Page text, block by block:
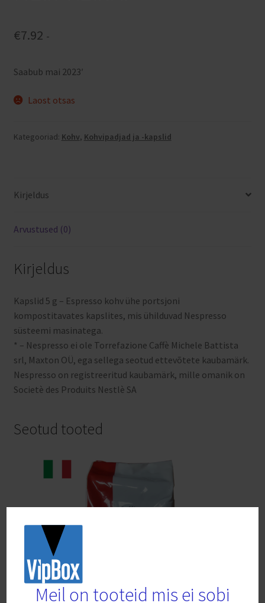
Meil on tooteid mis ei sobi
€7.92 -
Saabub mai 2023′
Laost otsas
Kategooriad: Kohv, Kohvipadjad ja -kapslid
Kirjeldus
Arvustused (0)
Kirjeldus
Kapslid 5 g – Espresso kohv ühe portsjoni
kompostitavates kapslites, mis ühilduvad Nespresso
süsteemi masinatega.
* – Nespresso ei ole Torrefazione Caffè Michele Battista
srl, Maxton OÜ, ega sellega seotud ettevõtete kaubamärk.
Nespresso on registreeritud kaubamärk, mille omanik on
Societè des Produits Nestlè SA
Seotud tooted